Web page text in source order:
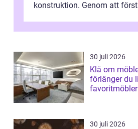
konstruktion. Genom att
30 juli 2026
Klä om
förlänger du
favoritmöbler
30 juli 2026